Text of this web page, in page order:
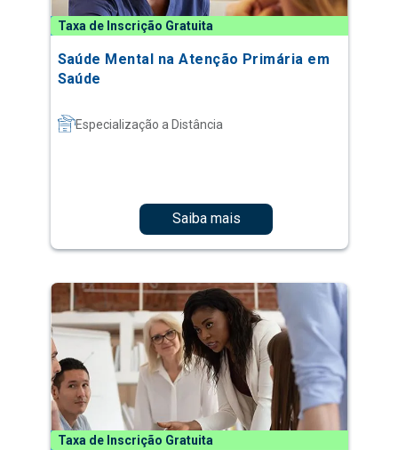
Taxa de Inscrição Gratuita
Saúde Mental na Atenção Primária em
Saúde
Especialização a Distância
Saiba mais
Taxa de Inscrição Gratuita